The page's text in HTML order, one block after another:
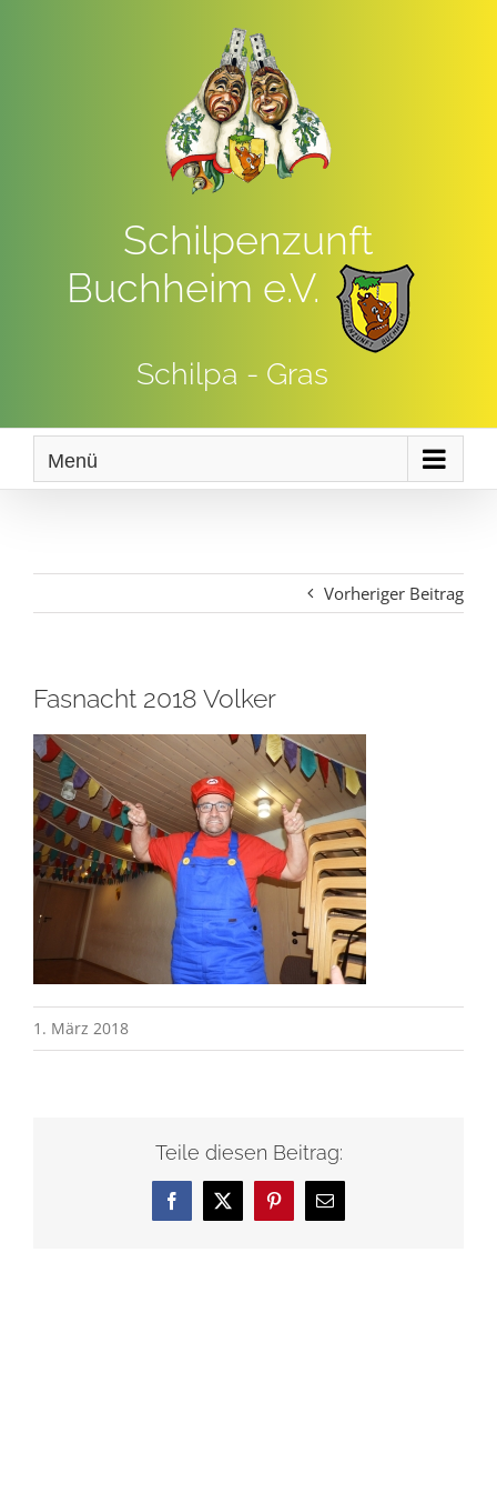
Schilpenzunft
Buchheim e.V.
Schilpa - Gras
Menü
Vorheriger Beitrag
Fasnacht 2018 Volker
1. März 2018
Teile diesen Beitrag:
Facebook
X Pinterest
E-
Mail